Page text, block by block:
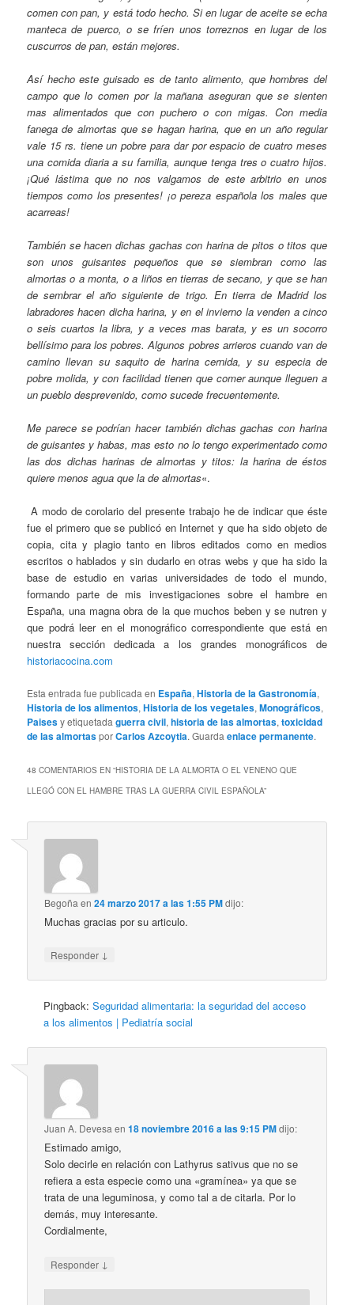
comen con pan, y está todo hecho. Si en lugar de aceite se echa
manteca de puerco, o se fríen unos torreznos en lugar de los
cuscurros de pan, están mejores.
Así hecho este guisado es de tanto alimento, que hombres del
campo que lo comen por la mañana aseguran que se sienten
mas alimentados que con puchero o con migas. Con media
fanega de almortas que se hagan harina, que en un año regular
vale 15 rs. tiene un pobre para dar por espacio de cuatro meses
una comida diaria a su familia, aunque tenga tres o cuatro hijos.
¡Qué lástima que no nos valgamos de este arbitrio en unos
tiempos como los presentes! ¡o pereza española los males que
acarreas!
También se hacen dichas gachas con harina de pitos o titos que
son unos guisantes pequeños que se siembran como las
almortas o a monta, o a liños en tierras de secano, y que se han
de sembrar el año siguiente de trigo. En tierra de Madrid los
labradores hacen dicha harina, y en el invierno la venden a cinco
o seis cuartos la libra, y a veces mas barata, y es un socorro
bellísimo para los pobres. Algunos pobres arrieros cuando van de
camino llevan su saquito de harina cernida, y su especia de
pobre molida, y con facilidad tienen que comer aunque lleguen a
un pueblo desprevenido, como sucede frecuentemente.
Me parece se podrían hacer también dichas gachas con harina
de guisantes y habas, mas esto no lo tengo experimentado como
las dos dichas harinas de almortas y titos: la harina de éstos
quiere menos agua que la de almortas«.
A modo de corolario del presente trabajo he de indicar que éste
fue el primero que se publicó en Internet y que ha sido objeto de
copia, cita y plagio tanto en libros editados como en medios
escritos o hablados y sin dudarlo en otras webs y que ha sido la
base de estudio en varias universidades de todo el mundo,
formando parte de mis investigaciones sobre el hambre en
España, una magna obra de la que muchos beben y se nutren y
que podrá leer en el monográfico correspondiente que está en
nuestra sección dedicada a los grandes monográficos de
historiacocina.com
Esta entrada fue publicada en España,Historia de la Gastronomía,
Historia de los alimentos,Historia de los vegetales,Monográficos,
Paisesy etiquetadaguerra civil,historia de las almortas,toxicidad
de las almortasporCarlos Azcoytia. Guardaenlace permanente.
48 COMENTARIOS EN “HISTORIA DE LA ALMORTA O EL VENENO QUE
LLEGÓ CON EL HAMBRE TRAS LA GUERRA CIVIL ESPAÑOLA”
Begoña en24 marzo 2017 a las 1:55 PMdijo:
Muchas gracias por su articulo.
Responder ↓
Pingback:Seguridad alimentaria: la seguridad del acceso
a los alimentos | Pediatría social
Juan A. Devesaen18 noviembre 2016 a las 9:15 PMdijo:
Estimado amigo,
Solo decirle en relación con Lathyrus sativus que no se
refiera a esta especie como una «gramínea» ya que se
trata de una leguminosa, y como tal a de citarla. Por lo
demás, muy interesante.
Cordialmente,
Responder ↓